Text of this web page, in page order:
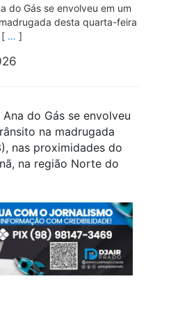
do Gás se envolveu em um
desta quarta-feira
[ … ]
do Gás se envolveu
na madrugada
nas proximidades do
na região Norte do